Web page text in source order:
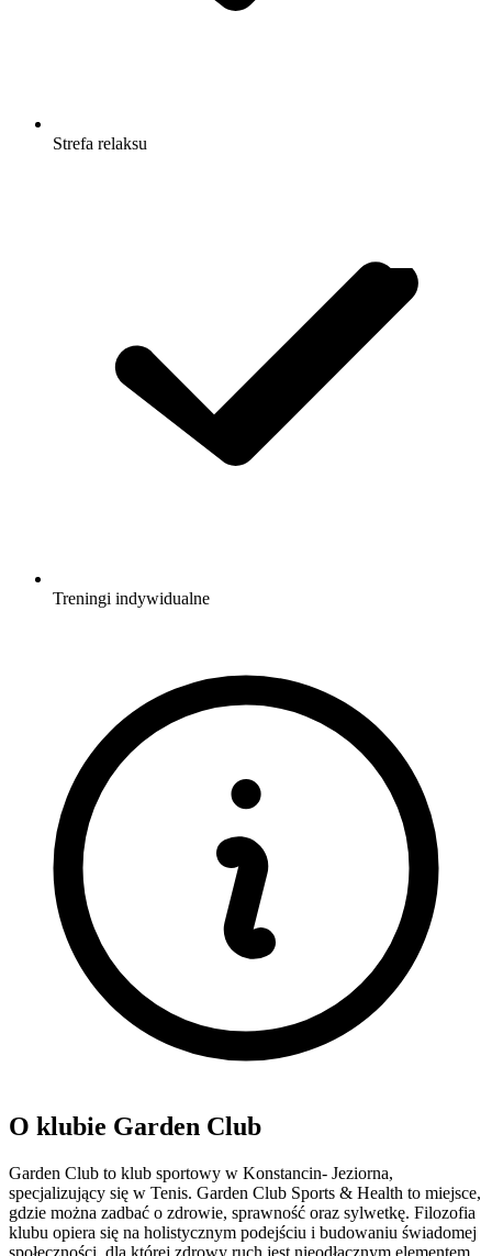
Strefa relaksu
Treningi indywidualne
O klubie Garden Club
Garden Club to klub sportowy w Konstancin- Jeziorna,
specjalizujący się w Tenis. Garden Club Sports & Health to miejsce,
gdzie można zadbać o zdrowie, sprawność oraz sylwetkę. Filozofia
klubu opiera się na holistycznym podejściu i budowaniu świadomej